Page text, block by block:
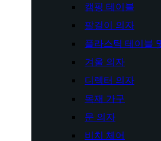
캠핑 테이블
팔걸이 의자
플라스틱 테이블
겨울 의자
디렉터 의자
목재 가구
문 의자
비치 체어